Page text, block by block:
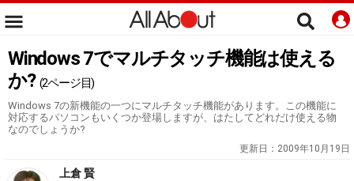
Windows 7でマルチタッチ機能は使える
か? (2ページ目)
Windows 7の新機能の一つにマルチタッチ機能があります。この機能に
対応するパソコンもいくつか登場しますが、はたしてどれだけ使える物
なのでしょうか?
更新日： 2009年10月19日
上倉 賢